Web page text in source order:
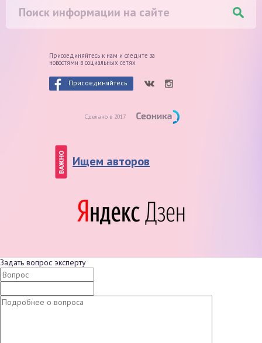
Присоединяйтесь к нам и следите за
новостями в социальных сетях
Присоединяйтесь
Сделано в 2017
ВАЖНО Ищем авторов
Задать вопрос эксперту